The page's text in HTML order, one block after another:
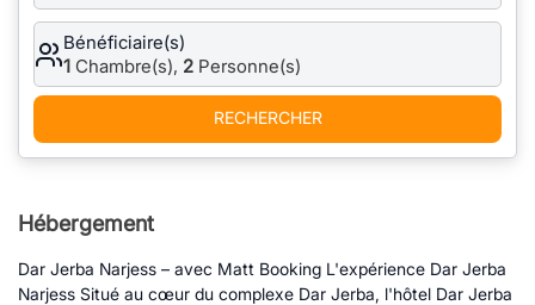
Bénéficiaire(s)
1 Chambre(s), 2 Personne(s)
RECHERCHER
Hébergement
Dar Jerba Narjess – avec Matt Booking L'expérience Dar Jerba
Narjess Situé au cœur du complexe Dar Jerba, l'hôtel Dar Jerba